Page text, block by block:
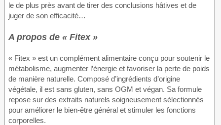
le de plus près avant de tirer des conclusions hâtives et de
juger de son efficacité…
A propos de « Fitex »
« Fitex » est un complément alimentaire conçu pour soutenir le
métabolisme, augmenter l’énergie et favoriser la perte de poids
de manière naturelle. Composé d’ingrédients d’origine
végétale, il est sans gluten, sans OGM et végan. Sa formule
repose sur des extraits naturels soigneusement sélectionnés
pour améliorer le bien-être général et stimuler les fonctions
corporelles.